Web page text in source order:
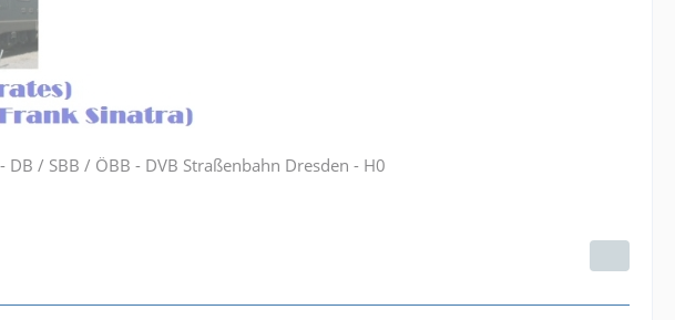
/ SBB / ÖBB - DVB Straßenbahn Dresden - H0